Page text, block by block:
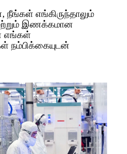
நீங்கள் எங்கிருந்தாலும்
மற்றும் இணக்கமான
எங்கள்
நம்பிக்கையுடன்